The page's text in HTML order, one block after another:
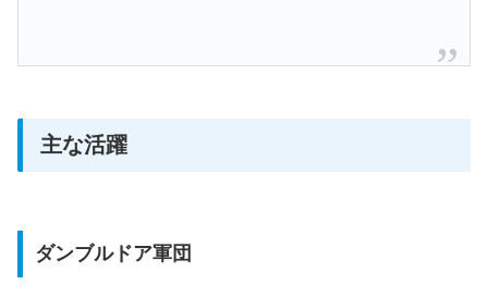
主な活躍
ダンブルドア軍団